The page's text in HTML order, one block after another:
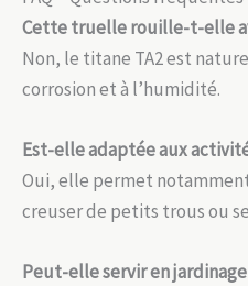
Cette truelle rouille-t-elle
Non, le titane TA2 est
corrosion et à l’humidité.
Est-elle adaptée aux
Oui, elle permet
creuser de petits trous ou
Peut-elle servir en